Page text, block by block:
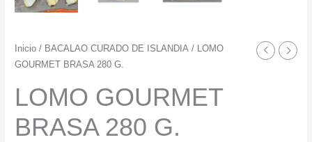
Inicio / BACALAO CURADO DE ISLANDIA / LOMO
GOURMET BRASA 280 G.
LOMO GOURMET
BRASA 280 G.